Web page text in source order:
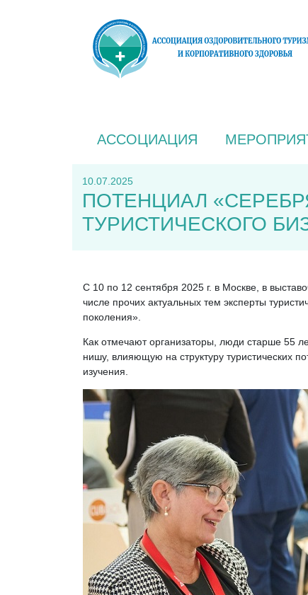
АССОЦИАЦИЯ
10.07.2025
ПОТЕНЦИАЛ
ТУРИСТИЧЕСКОГО
C 10 по 12 сентября 2025 г. в Москве, в
числе прочих актуальных тем эксперты
поколения».
Как отмечают организаторы, люди старше 55
нишу, влияющую на структуру туристических
изучения.